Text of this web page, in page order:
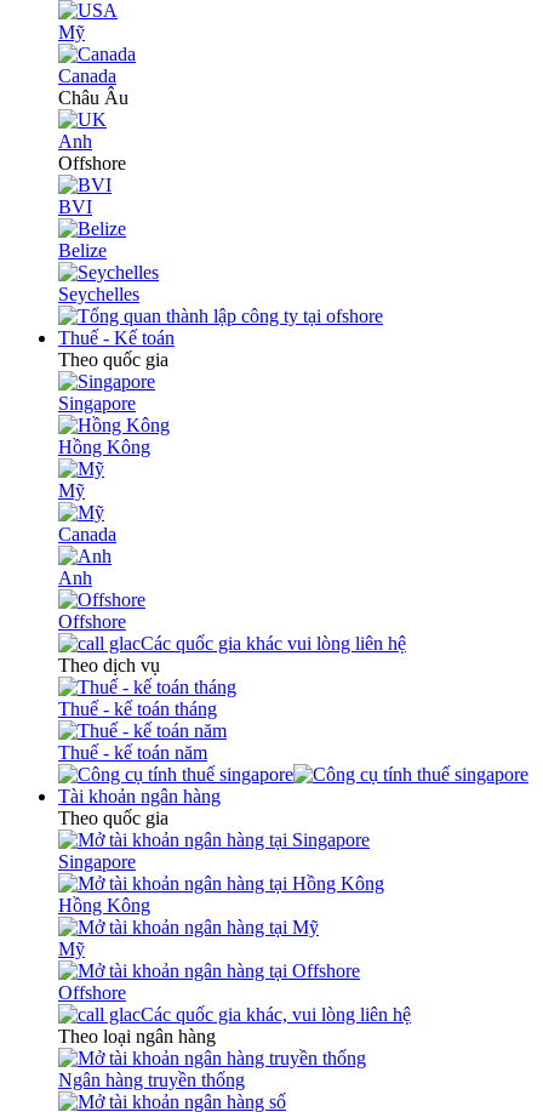
Mỹ
Canada
Châu Âu
Anh
Offshore
BVI
Belize
Seychelles
Thuế - Kế toán
Theo quốc gia
Singapore
Hồng Kông
Mỹ
Canada
Anh
Offshore
Các quốc gia khác vui lòng liên hệ
Theo dịch vụ
Thuế - kế toán tháng
Thuế - kế toán năm
Tài khoản ngân hàng
Theo quốc gia
Singapore
Hồng Kông
Mỹ
Offshore
Các quốc gia khác, vui lòng liên hệ
Theo loại ngân hàng
Ngân hàng truyền thống